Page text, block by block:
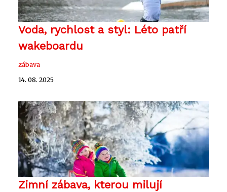
Voda, rychlost a styl: Léto patří
wakeboardu
zábava
14. 08. 2025
Zimní zábava, kterou milují